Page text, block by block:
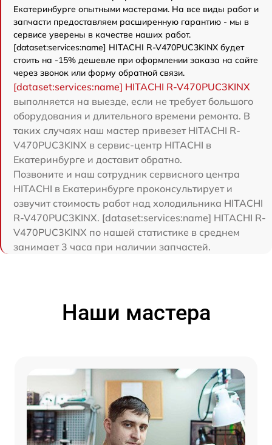
Екатеринбурге опытными мастерами. На все виды работ и
запчасти предоставляем расширенную гарантию - мы в
сервисе уверены в качестве наших работ.
[dataset:services:name] HITACHI R-V470PUC3KINX будет
стоить на -15% дешевле при оформлении заказа на сайте
через звонок или форму обратной связи.
[dataset:services:name] HITACHI R-V470PUC3KINX
выполняется на выезде, если не требует большого
оборудования и длительного времени ремонта. В
таких случаях наш мастер привезет HITACHI R-
V470PUC3KINX в сервис-центр HITACHI в
Екатеринбурге и доставит обратно.
Позвоните и наш сотрудник сервисного центра
HITACHI в Екатеринбурге проконсультирует и
озвучит стоимость работ над холодильника HITACHI
R-V470PUC3KINX. [dataset:services:name] HITACHI R-
V470PUC3KINX по нашей статистике в среднем
занимает 3 часа при наличии запчастей.
Наши мастера